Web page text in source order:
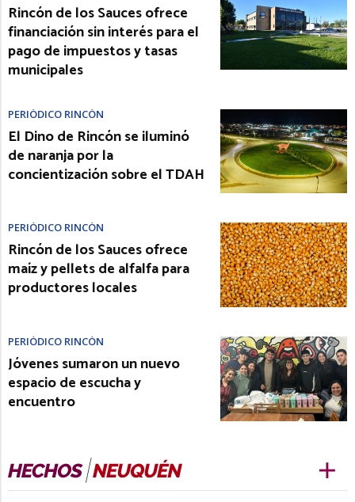
Rincón de los Sauces ofrece
financiación sin interés para el
pago de impuestos y tasas
municipales
PERIÓDICO RINCÓN
El Dino de Rincón se iluminó
de naranja por la
concientización sobre el TDAH
PERIÓDICO RINCÓN
Rincón de los Sauces ofrece
maíz y pellets de alfalfa para
productores locales
PERIÓDICO RINCÓN
Jóvenes sumaron un nuevo
espacio de escucha y
encuentro